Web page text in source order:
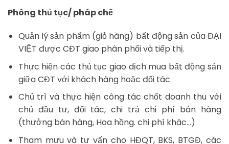
Phòng thủ tục/ pháp chế
Quản lý sản phẩm (giỏ hàng) bất động sản của ĐẠI
VIỆT được CĐT giao phân phối và tiếp thị.
Thực hiện các thủ tục giao dịch mua bất động sản
giữa CĐT với khách hàng hoặc đối tác.
Chủ trì và thực hiện công tác chốt doanh thu với
chủ đầu tư, đối tác, chi trả chi phí bán hàng
(thưởng bán hàng, Hoa hồng. chi phí khác…)
Tham mưu và tư vấn cho HĐQT, BKS, BTGĐ, các